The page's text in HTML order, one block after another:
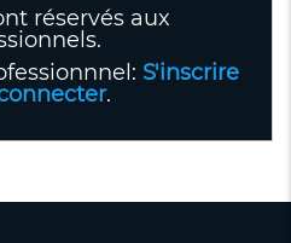
réservés aux
S'inscrire
.